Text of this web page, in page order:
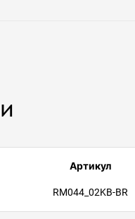
Артикул
RM044_02KB-BR